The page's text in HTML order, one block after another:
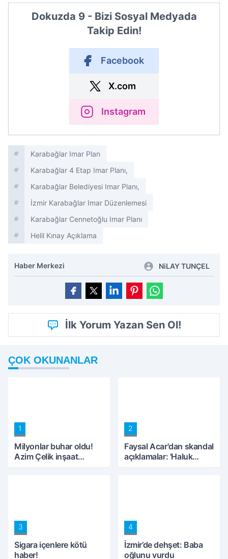
Dokuzda 9 - Bizi Sosyal Medyada
Takip Edin!
Facebook
X.com
Instagram
Karabağlar Imar Plan
Karabağlar 4 Etap Imar Planı,
Karabağlar Belediyesi Imar Planı,
İzmir Karabağlar Imar Düzenlemesi
Karabağlar Cennetoğlu Imar Planı
Helil Kınay Açıklama
Haber Merkezi NiLAY TUNÇEL
İlk Yorum Yazan Sen Ol!
ÇOK OKUNANLAR
1
Milyonlar buhar oldu!
Azim Çelik inşaat
2
Faysal Acar'dan skandal
açıklamalar: 'Haluk
3
Sigara içenlere kötü
haber!
4
İzmir’de dehşet: Baba
oğlunu vurdu